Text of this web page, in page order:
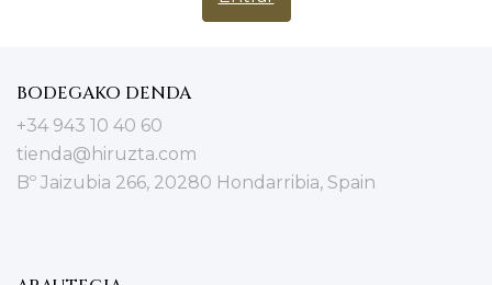
BODEGAKO DENDA
+34 943 10 40 60
tienda@hiruzta.com
Bº Jaizubia 266, 20280 Hondarribia, Spain